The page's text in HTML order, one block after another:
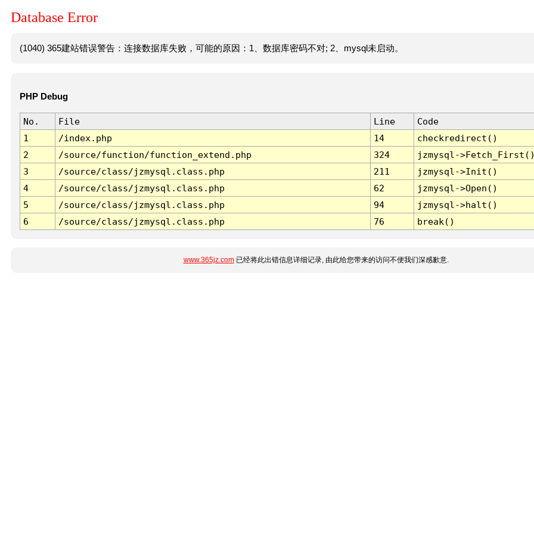
Database Error
(1040) 365建站错误警告：连接数据库失败，可能的原因：1、数据库密码不对; 2、mysql未启动。
PHP Debug
No. File Line
Code
1
/index.php 14
checkredirect()
2
/source/function/function_extend.php 324
jzmysql-
3
/source/class/jzmysql.class.php 211
jzmysql->Init()
4
/source/class/jzmysql.class.php 62
jzmysql->Open()
5
/source/class/jzmysql.class.php 94
jzmysql->halt()
6
/source/class/jzmysql.class.php 76 break()
www.365jz.com已经将此出错信息详细记录, 由此给您带来的访问不便我们深感歉意.